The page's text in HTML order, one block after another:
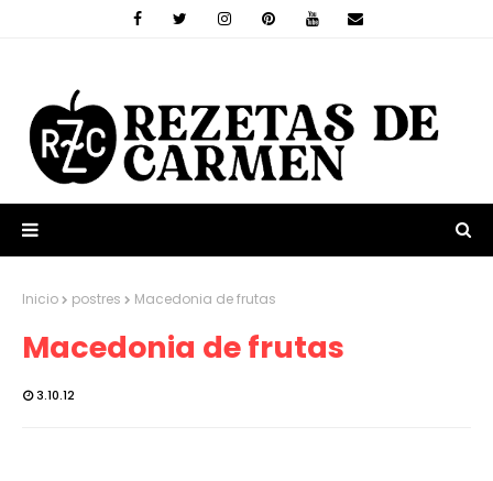
Inicio postres Macedonia de frutas
Macedonia de frutas
3.10.12